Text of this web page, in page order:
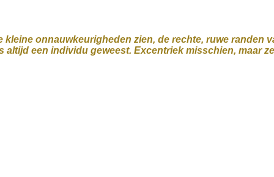
onnauwkeurigheden zien, de rechte, ruwe randen
altijd een individu geweest. Excentriek misschien, maar